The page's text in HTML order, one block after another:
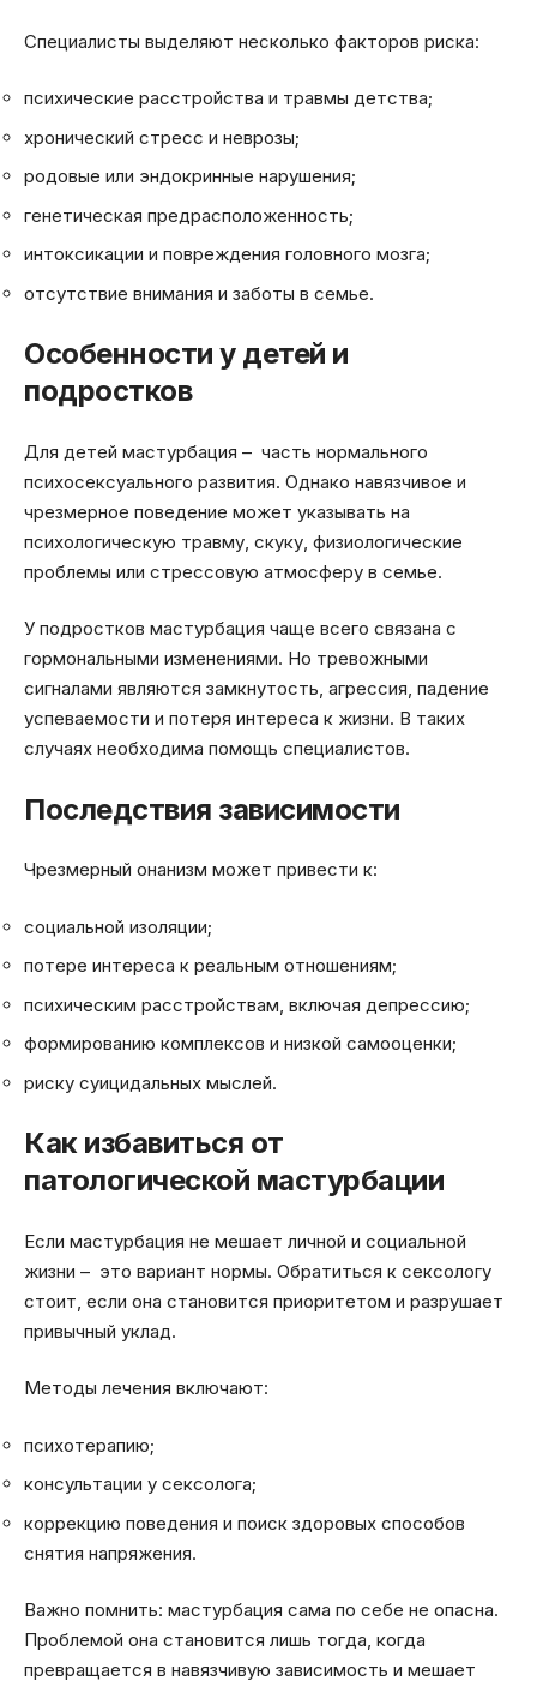
Специалисты выделяют несколько факторов риска:
психические расстройства и травмы детства;
хронический стресс и неврозы;
родовые или эндокринные нарушения;
генетическая предрасположенность;
интоксикации и повреждения головного мозга;
отсутствие внимания и заботы в семье.
Особенности у детей и
подростков
Для детей мастурбация – часть нормального
психосексуального развития. Однако навязчивое и
чрезмерное поведение может указывать на
психологическую травму, скуку, физиологические
проблемы или стрессовую атмосферу в семье.
У подростков мастурбация чаще всего связана с
гормональными изменениями. Но тревожными
сигналами являются замкнутость, агрессия, падение
успеваемости и потеря интереса к жизни. В таких
случаях необходима помощь специалистов.
Последствия зависимости
Чрезмерный онанизм может привести к:
социальной изоляции;
потере интереса к реальным отношениям;
психическим расстройствам, включая депрессию;
формированию комплексов и низкой самооценки;
риску суицидальных мыслей.
Как избавиться от
патологической мастурбации
Если мастурбация не мешает личной и социальной
жизни – это вариант нормы. Обратиться к сексологу
стоит, если она становится приоритетом и разрушает
привычный уклад.
Методы лечения включают:
психотерапию;
консультации у сексолога;
коррекцию поведения и поиск здоровых способов
снятия напряжения.
Важно помнить: мастурбация сама по себе не опасна.
Проблемой она становится лишь тогда, когда
превращается в навязчивую зависимость и мешает